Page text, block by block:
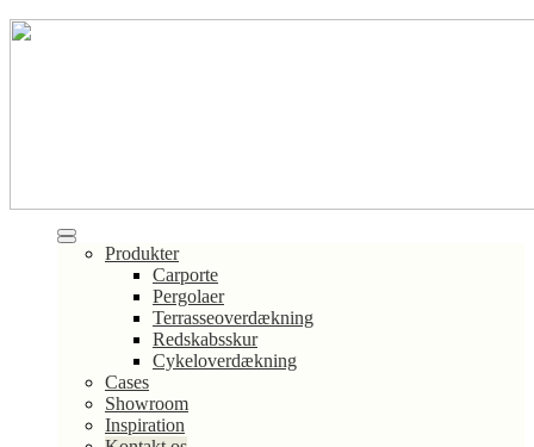
Produkter
Carporte
Pergolaer
Terrasseoverdækning
Redskabsskur
Cykeloverdækning
Cases
Showroom
Inspiration